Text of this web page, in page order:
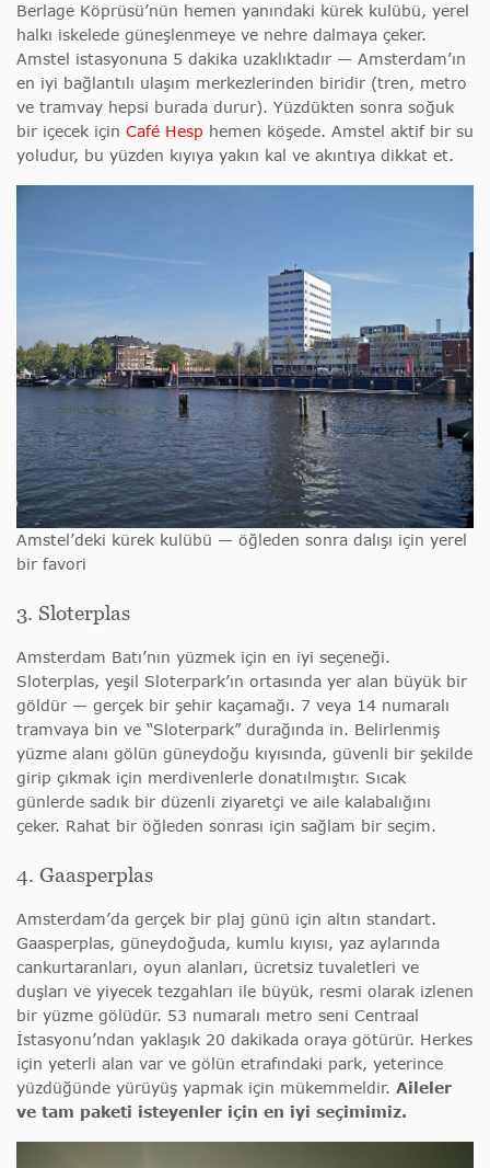
Berlage Köprüsü’nün hemen yanındaki kürek kulübü, yerel
halkı iskelede güneşlenmeye ve nehre dalmaya çeker.
Amstel istasyonuna 5 dakika uzaklıktadır — Amsterdam’ın
en iyi bağlantılı ulaşım merkezlerinden biridir (tren, metro
ve tramvay hepsi burada durur). Yüzdükten sonra soğuk
bir içecek için Café Hesp hemen köşede. Amstel aktif bir su
yoludur, bu yüzden kıyıya yakın kal ve akıntıya dikkat et.
Amstel’deki kürek kulübü — öğleden sonra dalışı için yerel
bir favori
3. Sloterplas
Amsterdam Batı’nın yüzmek için en iyi seçeneği.
Sloterplas, yeşil Sloterpark’ın ortasında yer alan büyük bir
göldür — gerçek bir şehir kaçamağı. 7 veya 14 numaralı
tramvaya bin ve “Sloterpark” durağında in. Belirlenmiş
yüzme alanı gölün güneydoğu kıyısında, güvenli bir şekilde
girip çıkmak için merdivenlerle donatılmıştır. Sıcak
günlerde sadık bir düzenli ziyaretçi ve aile kalabalığını
çeker. Rahat bir öğleden sonrası için sağlam bir seçim.
4. Gaasperplas
Amsterdam’da gerçek bir plaj günü için altın standart.
Gaasperplas, güneydoğuda, kumlu kıyısı, yaz aylarında
cankurtaranları, oyun alanları, ücretsiz tuvaletleri ve
duşları ve yiyecek tezgahları ile büyük, resmi olarak izlenen
bir yüzme gölüdür. 53 numaralı metro seni Centraal
İstasyonu’ndan yaklaşık 20 dakikada oraya götürür. Herkes
için yeterli alan var ve gölün etrafındaki park, yeterince
yüzdüğünde yürüyüş yapmak için mükemmeldir. Aileler
ve tam paketi isteyenler için en iyi seçimimiz.